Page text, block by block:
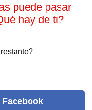
puede pasar
hay de ti?
Facebook